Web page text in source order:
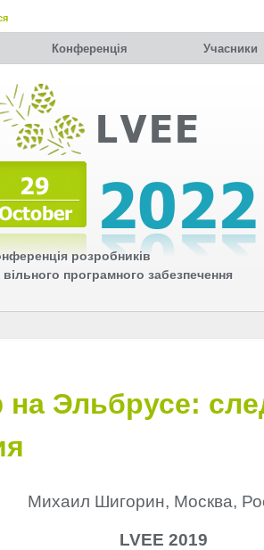
Конференція Учасники
розробників
вільного програмного забезпечення
Эльбрусе:
Михаил Шигорин, Москва,
LVEE 2019